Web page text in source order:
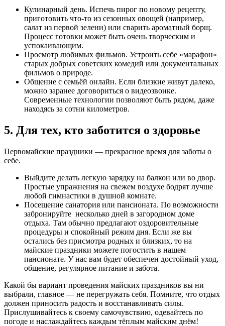
Кулинарный день. Испечь пирог по новому рецепту,
приготовить что-то из сезонных овощей (например,
салат из первой зелени) или сварить ароматный борщ.
Процесс готовки может быть очень творческим и
успокаивающим.
Просмотр любимых фильмов. Устроить себе «марафон»
старых добрых советских комедий или документальных
фильмов о природе.
Общение с семьёй онлайн. Если близкие живут далеко,
можно заранее договориться о видеозвонке.
Современные технологии позволяют быть рядом, даже
находясь за сотни километров.
5. Для тех, кто заботится о здоровье
Первомайские праздники — прекрасное время для заботы о
себе.
Выйдите делать легкую зарядку на балкон или во двор.
Простые упражнения на свежем воздухе бодрят лучше
любой гимнастики в душной комнате.
Посещение санатория или пансионата. По возможности
забронируйте несколько дней в загородном доме
отдыха. Там обычно предлагают оздоровительные
процедуры и спокойный режим дня. Если же вы
остались без присмотра родных и близких, то на
майские праздники можете погостить в нашем
пансионате. У нас вам будет обеспечен достойный уход,
общение, регулярное питание и забота.
Какой бы вариант проведения майских праздников вы ни
выбрали, главное — не перегружать себя. Помните, что отдых
должен приносить радость и восстанавливать силы.
Прислушивайтесь к своему самочувствию, одевайтесь по
погоде и наслаждайтесь каждым тёплым майским днём!